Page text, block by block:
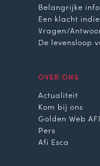
Belangrijke
Een klacht
Vragen/
De levensloop
OVER ONS
Actualiteit
Kom bij ons
Golden Web
Pers
Afi Esca